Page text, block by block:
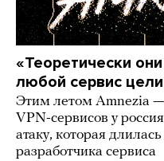
«Теоретически
любой сервис
Этим летом Amnezia
VPN-сервисов у
атаку, которая
разработчика сервиса